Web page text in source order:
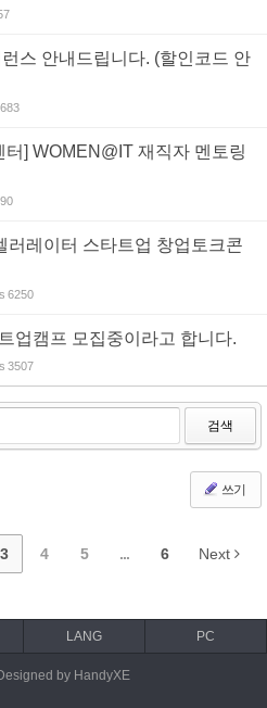
스 안내드립니다. (할인코드 안
] WOMEN@IT 재직자 멘토링
러레이터 스타트업 창업토크콘
6250
업캠프 모집중이라고 합니다.
3507
검색
쓰기
3 4 5 ... 6 Next
LANG PC
by HandyXE